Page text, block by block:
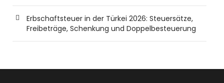
Erbschaftsteuer in der Türkei 2026: Steuersätze,
Freibeträge, Schenkung und Doppelbesteuerung